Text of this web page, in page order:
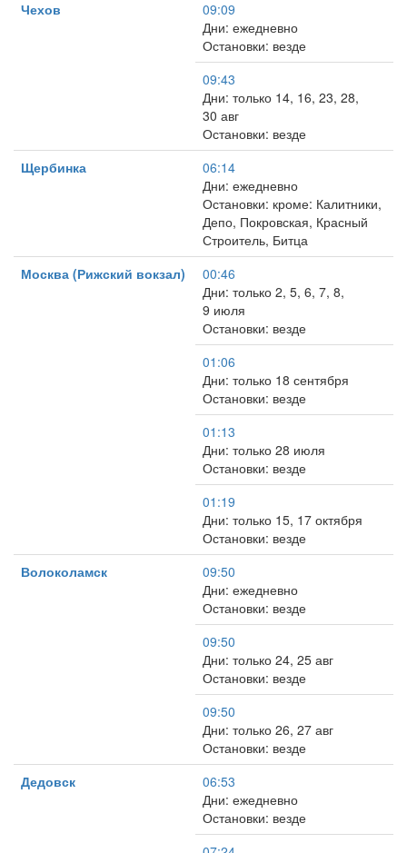
Чехов
09:09
Дни: ежедневно
Остановки: везде
09:43
Дни: только 14, 16, 23, 28,
30 авг
Остановки: везде
Щербинка
06:14
Дни: ежедневно
Остановки: кроме: Калитники,
Депо, Покровская, Красный
Строитель, Битца
Москва (Рижский вокзал)
00:46
Дни: только 2, 5, 6, 7, 8,
9 июля
Остановки: везде
01:06
Дни: только 18 сентября
Остановки: везде
01:13
Дни: только 28 июля
Остановки: везде
01:19
Дни: только 15, 17 октября
Остановки: везде
Волоколамск
09:50
Дни: ежедневно
Остановки: везде
09:50
Дни: только 24, 25 авг
Остановки: везде
09:50
Дни: только 26, 27 авг
Остановки: везде
Дедовск
06:53
Дни: ежедневно
Остановки: везде